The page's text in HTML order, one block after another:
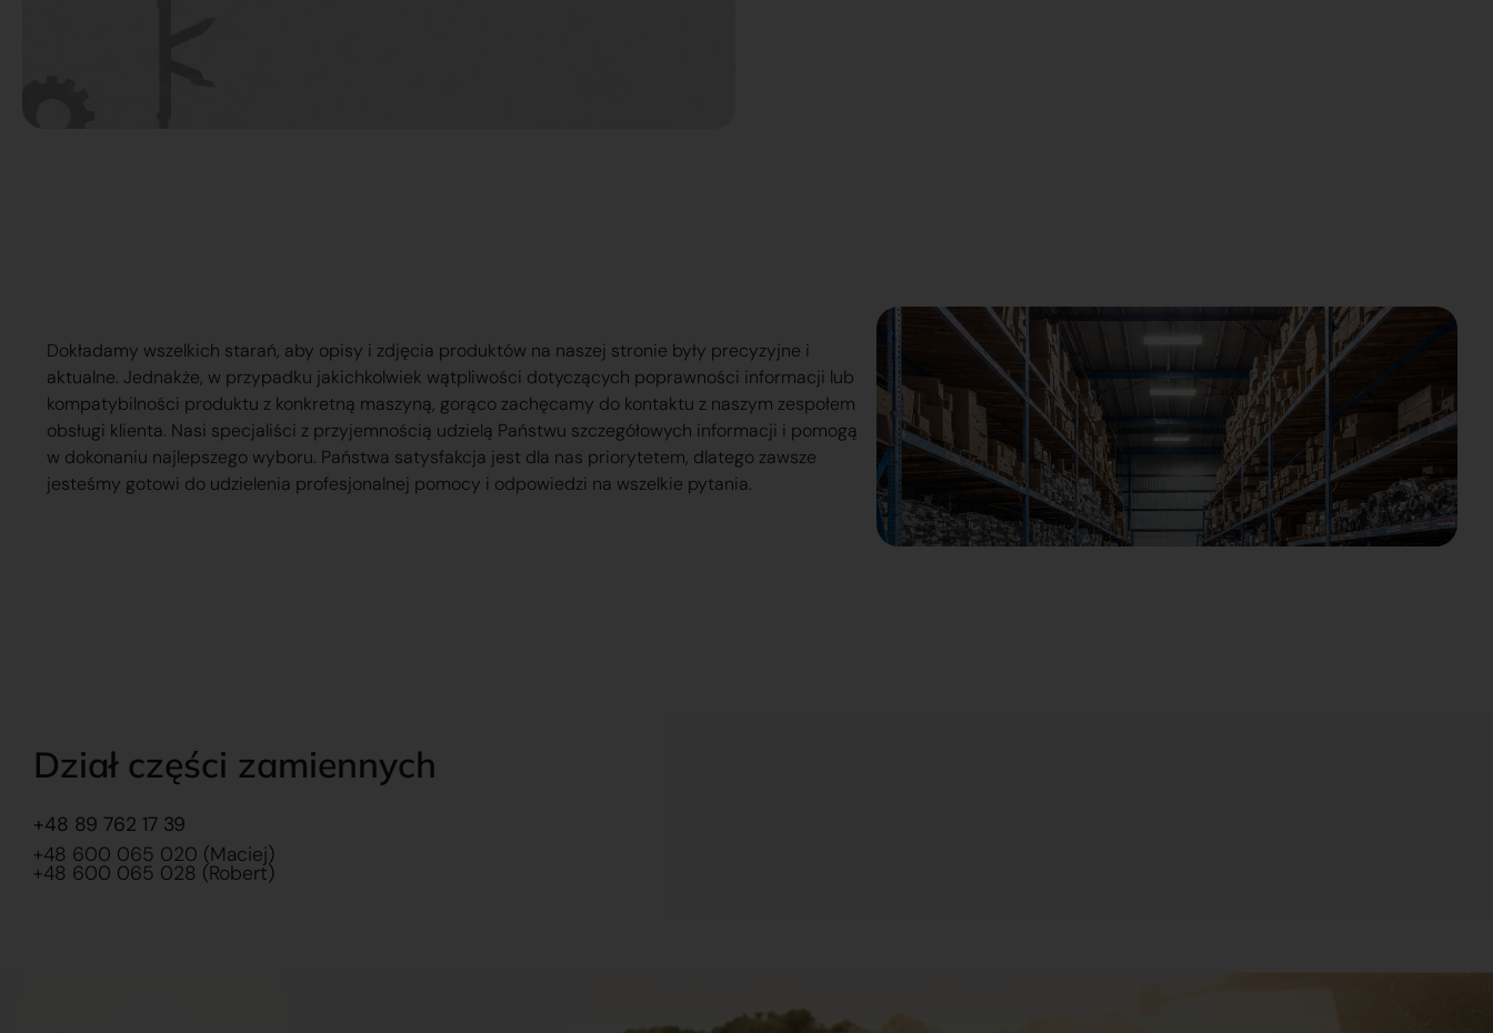
Dokładamy wszelkich starań, aby opisy i zdjęcia produktów na naszej stronie były precyzyjne i
aktualne. Jednakże, w przypadku jakichkolwiek wątpliwości dotyczących poprawności informacji lub
kompatybilności produktu z konkretną maszyną, gorąco zachęcamy do kontaktu z naszym zespołem
obsługi klienta. Nasi specjaliści z przyjemnością udzielą Państwu szczegółowych informacji i pomogą
w dokonaniu najlepszego wyboru. Państwa satysfakcja jest dla nas priorytetem, dlatego zawsze
jesteśmy gotowi do udzielenia profesjonalnej pomocy i odpowiedzi na wszelkie pytania.
Dział części zamiennych
+48 89 762 17 39
+48 600 065 020 (Maciej)
+48 600 065 028 (Robert)